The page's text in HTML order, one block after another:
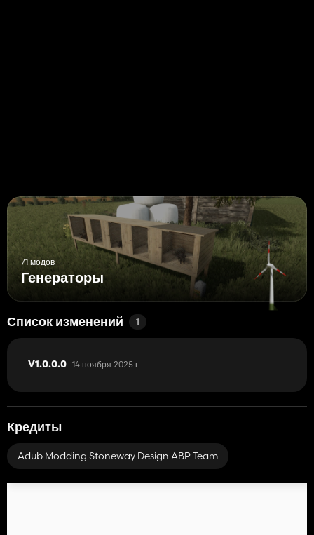
71 модов
Генераторы
Список изменений 1
V1.0.0.0 14 ноября 2025 г.
Кредиты
Adub Modding Stoneway Design ABP Team